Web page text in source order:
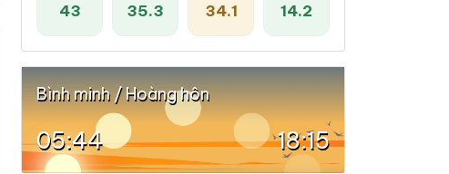
43 35.3 34.1 14.2
Bình minh / Hoàng hôn
05:44 18:15